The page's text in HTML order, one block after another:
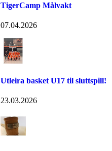
TigerCamp Målvakt
07.04.2026
Utleira basket U17 til sluttspill!
23.03.2026